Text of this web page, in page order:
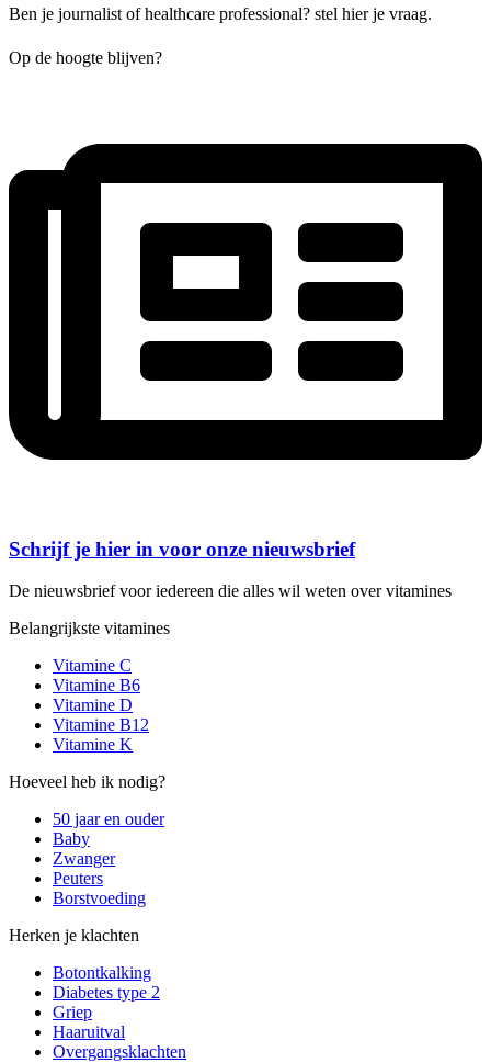
Ben je journalist of healthcare professional? stel hier je vraag.
Op de hoogte blijven?
Schrijf je hier in voor onze nieuwsbrief
De nieuwsbrief voor iedereen die alles wil weten over vitamines
Belangrijkste vitamines
Vitamine C
Vitamine B6
Vitamine D
Vitamine B12
Vitamine K
Hoeveel heb ik nodig?
50 jaar en ouder
Baby
Zwanger
Peuters
Borstvoeding
Herken je klachten
Botontkalking
Diabetes type 2
Griep
Haaruitval
Overgangsklachten